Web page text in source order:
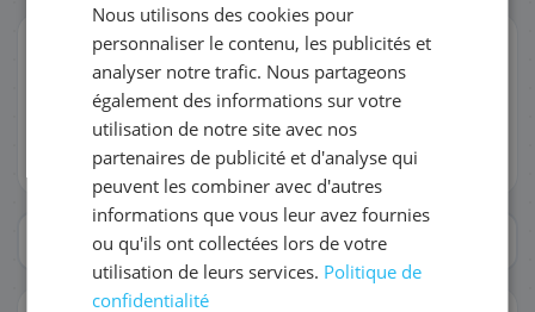
TonersDell
Retrouvez 5 références cartouche pour la série Dell —
toutes versions confondues (OEM, compatibles, Rebuilt).
Garantie puce 2026 et livraison J+1 disponibles.
Lire plus
Afficher les filtres
NAVIGUER PAR SÉRIE
RÉFÉRENCE DU PRODUIT
FRÉQUENCE
QUANTITÉ PAR LIVRAISON
DATE DE PREMIÈRE LIVRAISON SOUHAITÉE
Nous utilisons des cookies pour
personnaliser le contenu, les publicités et
analyser notre trafic. Nous partageons
également des informations sur votre
utilisation de notre site avec nos
partenaires de publicité et d'analyse qui
peuvent les combiner avec d'autres
informations que vous leur avez fournies
ou qu'ils ont collectées lors de votre
utilisation de leurs services. Politique de
confidentialité